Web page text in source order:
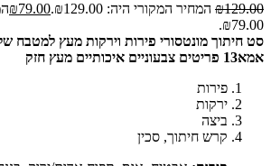
₪129.00 המחיר המקורי היה: ₪129.00. ₪79.00
₪79.00.
סט חיתוך מונטסורי פירות וירקות מעץ למטבח
אמא13 פריטים צבעוניים איכותיים מעץ חזק
פירות
ירקות
ביצה
קרש חיתוך, סכין